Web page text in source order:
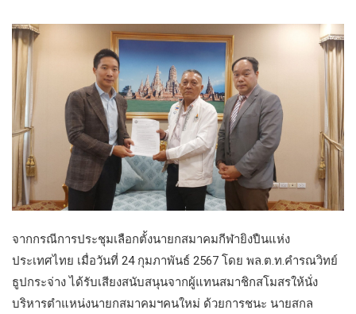
จากกรณีการประชุมเลือกตั้งนายกสมาคมกีฬายิงปืนแห่ง
ประเทศไทย เมื่อวันที่ 24 กุมภาพันธ์ 2567 โดย พล.ต.ท.คำรณวิทย์
ธูปกระจ่าง ได้รับเสียงสนับสนุนจากผู้แทนสมาชิกสโมสรให้นั่ง
บริหารตำแหน่งนายกสมาคมฯคนใหม่ ด้วยการชนะ นายสกล